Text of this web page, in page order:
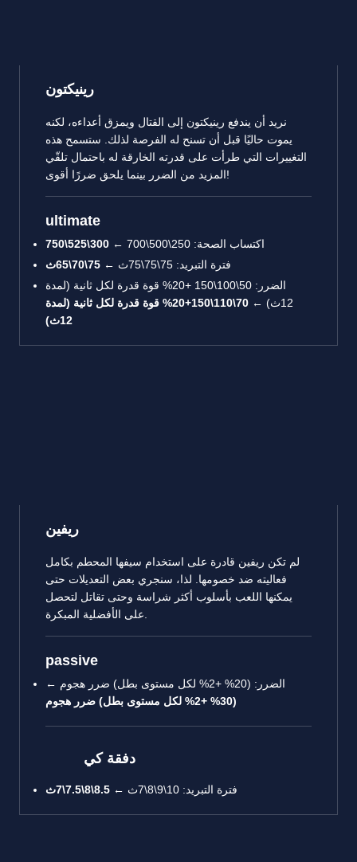
رينيكتون
نريد أن يندفع رينيكتون إلى القتال ويمزق أعداءه، لكنه
يموت حاليًا قبل أن تسنح له الفرصة لذلك. ستسمح هذه
التغييرات التي طرأت على قدرته الخارقة له باحتمال تلقّي
المزيد من الضرر بينما يلحق ضررًا أقوى!
ultimate
اكتساب الصحة: 250\500\700 ←
300\525\750
فترة التبريد: 75\75\75ث ←
75\70\65ث
الضرر: 50\100\150 +20% قوة قدرة لكل ثانية (لمدة
12ث) ←
70\110\150+20% قوة قدرة لكل ثانية (لمدة
12ث)
ريفين
لم تكن ريفين قادرة على استخدام سيفها المحطم بكامل
فعاليته ضد خصومها. لذا، سنجري بعض التعديلات حتى
يمكنها اللعب بأسلوب أكثر شراسة وحتى تقاتل لتحصل
passive
الضرر: (20% +2% لكل مستوى بطل) ضرر هجوم ←
(30% +2% لكل مستوى بطل) ضرر هجوم
دفقة كي
فترة التبريد: 10\9\8\7ث ←